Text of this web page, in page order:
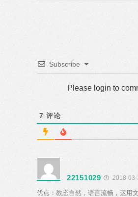
Subscribe
Please login to
7 评论
22151029 2018-
优点：教态自然，语言流畅，运用